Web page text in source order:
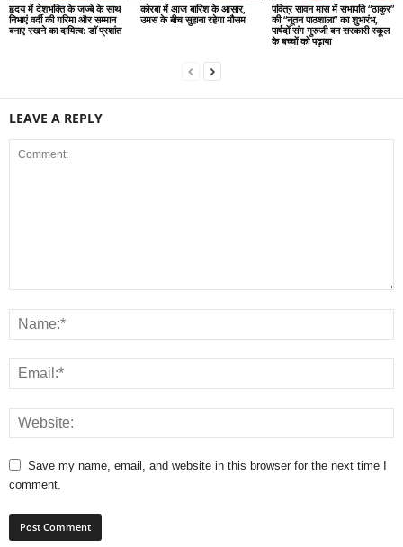
हृदय में देशभक्ति के जज्बे के साथ
निभाएं वर्दी की गरिमा और सम्मान
बनाए रखने का दायित्व: डाॅ प्रशांत
कोरबा में आज बारिश के आसार,
उमस के बीच सुहाना रहेगा मौसम
पवित्र सावन मास में सभापति “ठाकुर”
की “नूतन पाठशाला” का शुभारंभ,
पार्षदों संग गुरुजी बन सरकारी स्कूल
के बच्चों को पढ़ाया
LEAVE A REPLY
Save my name, email, and website in this browser for the next time I
comment.